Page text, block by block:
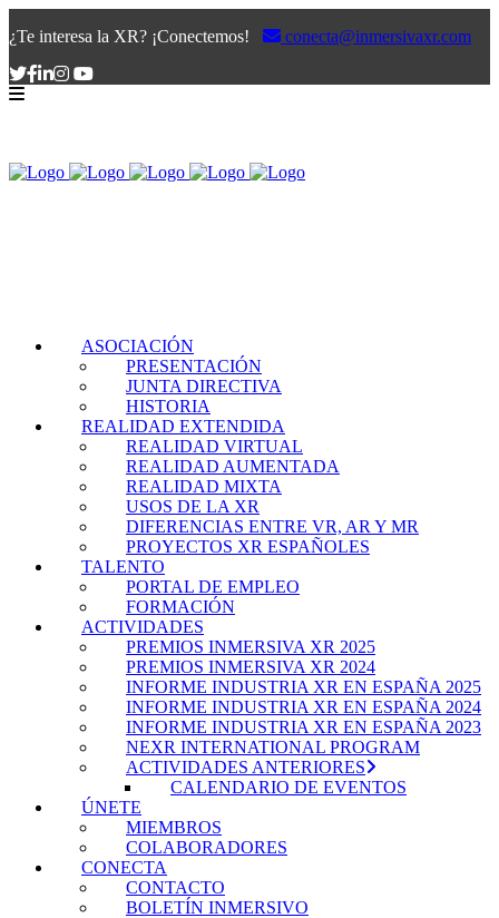
¿Te interesa la XR? ¡Conectemos! conecta@inmersivaxr.com
ASOCIACIÓN
PRESENTACIÓN
JUNTA DIRECTIVA
HISTORIA
REALIDAD EXTENDIDA
REALIDAD VIRTUAL
REALIDAD AUMENTADA
REALIDAD MIXTA
USOS DE LA XR
DIFERENCIAS ENTRE VR, AR Y MR
PROYECTOS XR ESPAÑOLES
TALENTO
PORTAL DE EMPLEO
FORMACIÓN
ACTIVIDADES
PREMIOS INMERSIVA XR 2025
PREMIOS INMERSIVA XR 2024
INFORME INDUSTRIA XR EN ESPAÑA 2025
INFORME INDUSTRIA XR EN ESPAÑA 2024
INFORME INDUSTRIA XR EN ESPAÑA 2023
NEXR INTERNATIONAL PROGRAM
ACTIVIDADES ANTERIORES
CALENDARIO DE EVENTOS
ÚNETE
MIEMBROS
COLABORADORES
CONECTA
CONTACTO
BOLETÍN INMERSIVO